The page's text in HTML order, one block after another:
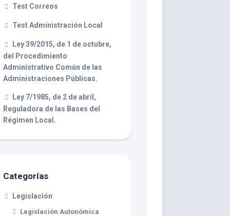
Test Correos
Test Administración Local
Ley 39/2015, de 1 de octubre,
del Procedimiento
Administrativo Común de las
Administraciones Públicas.
Ley 7/1985, de 2 de abril,
Reguladora de las Bases del
Régimen Local.
Categorías
Legislación
Legislación Autonómica